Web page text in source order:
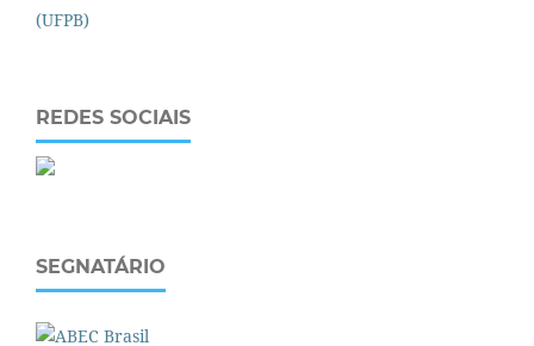
REDES SOCIAIS
SEGNATÁRIO